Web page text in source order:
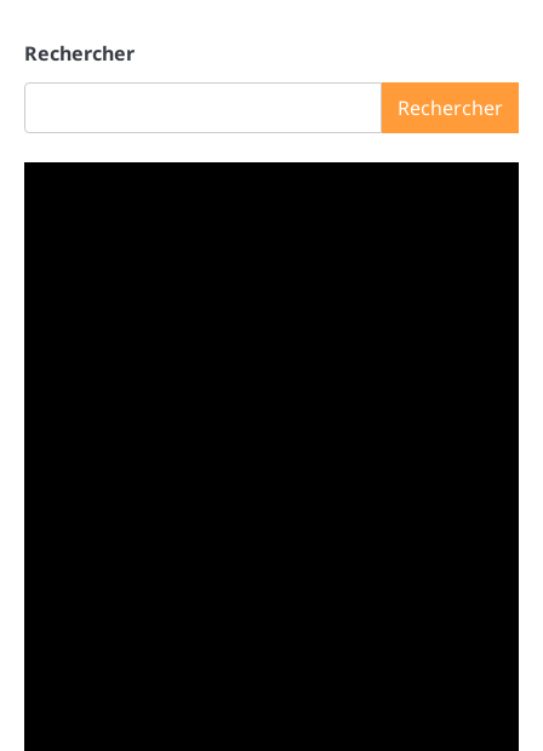
Rechercher
Rechercher